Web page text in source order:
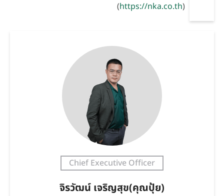
(https://nka.co.th)
Chief Executive Officer
จิรวัฒน์ เจริญสุข(คุณปุ้ย)